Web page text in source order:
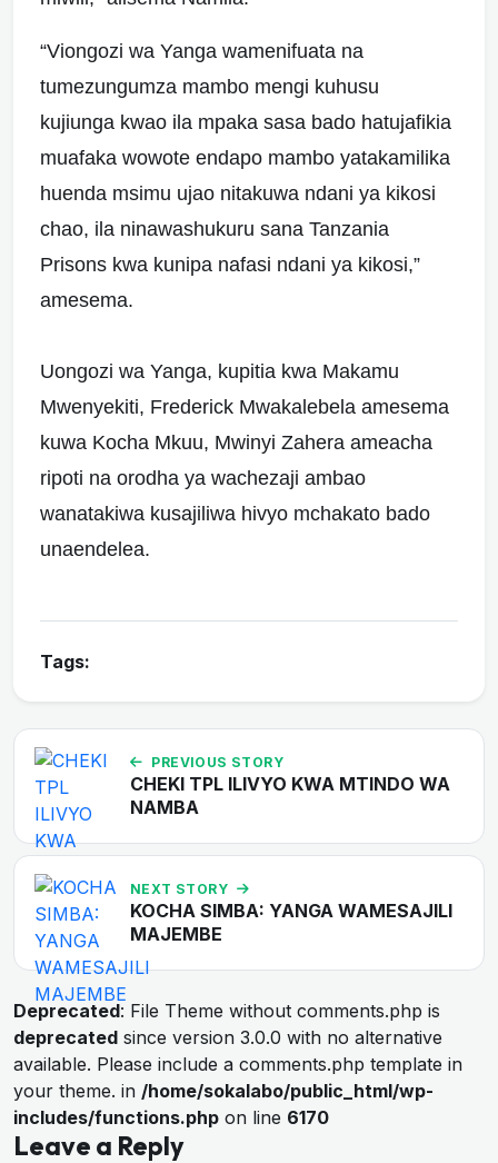
“Viongozi wa Yanga wamenifuata na
tumezungumza mambo mengi kuhusu
kujiunga kwao ila mpaka sasa bado hatujafikia
muafaka wowote endapo mambo yatakamilika
huenda msimu ujao nitakuwa ndani ya kikosi
chao, ila ninawashukuru sana Tanzania
Prisons kwa kunipa nafasi ndani ya kikosi,”
amesema.
Uongozi wa Yanga, kupitia kwa Makamu
Mwenyekiti, Frederick Mwakalebela amesema
kuwa Kocha Mkuu, Mwinyi Zahera ameacha
ripoti na orodha ya wachezaji ambao
wanatakiwa kusajiliwa hivyo mchakato bado
unaendelea.
Tags:
PREVIOUS STORY
CHEKI TPL ILIVYO KWA MTINDO WA
NAMBA
NEXT STORY
KOCHA SIMBA: YANGA WAMESAJILI
MAJEMBE
Deprecated: File Theme without comments.php is
deprecated since version 3.0.0 with no alternative
available. Please include a comments.php template in
your theme. in /home/sokalabo/public_html/wp-
includes/functions.php on line 6170
Leave a Reply